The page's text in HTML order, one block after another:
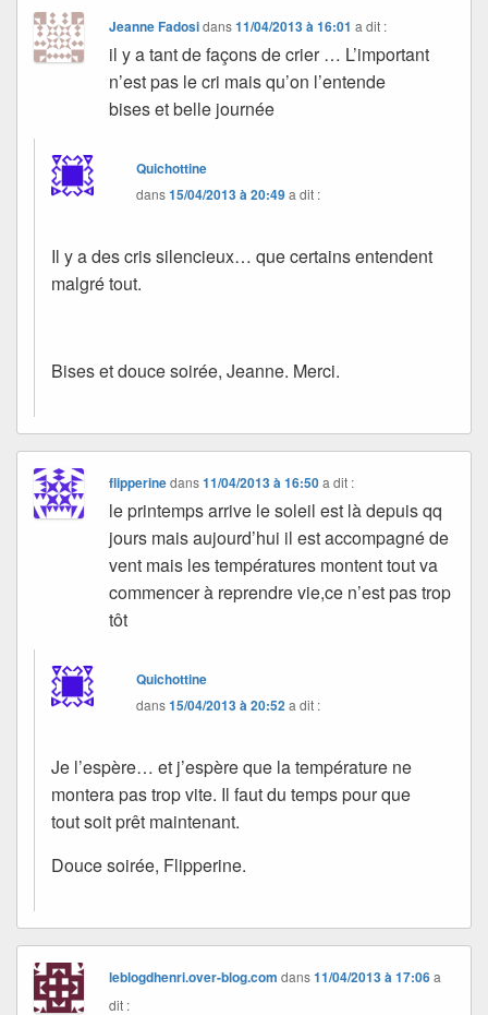
Jeanne Fadosidans11/04/2013 à 16:01 a dit :
il y a tant de façons de crier … L’important
n’est pas le cri mais qu’on l’entende
bises et belle journée
Quichottine
dans15/04/2013 à 20:49a dit :
Il y a des cris silencieux… que certains entendent
malgré tout.
Bises et douce soirée, Jeanne. Merci.
flipperinedans11/04/2013 à 16:50 a dit :
le printemps arrive le soleil est là depuis qq
jours mais aujourd’hui il est accompagné de
vent mais les températures montent tout va
commencer à reprendre vie,ce n’est pas trop
tôt
Quichottine
dans15/04/2013 à 20:52a dit :
Je l’espère… et j’espère que la température ne
montera pas trop vite. Il faut du temps pour que
tout soit prêt maintenant.
Douce soirée, Flipperine.
leblogdhenri.over-blog.com dans11/04/2013 à 17:06 a
dit :